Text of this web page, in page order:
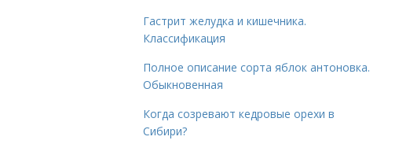
Гастрит желудка и кишечника.
Классификация
Полное описание сорта яблок антоновка.
Обыкновенная
Когда созревают кедровые орехи в
Сибири?